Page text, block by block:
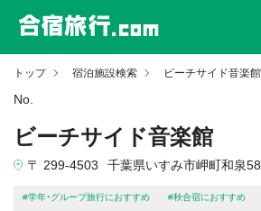
トップ 宿泊施設検索 ビーチサイド音楽館
No.
ビーチサイド音楽館
〒 299-4503 千葉県いすみ市岬町和泉
#学年・グループ旅行におすすめ #秋合宿におすすめ